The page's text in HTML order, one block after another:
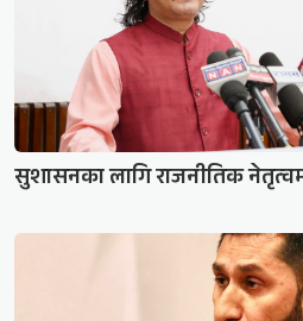
सुशासनका लागि राजनीतिक